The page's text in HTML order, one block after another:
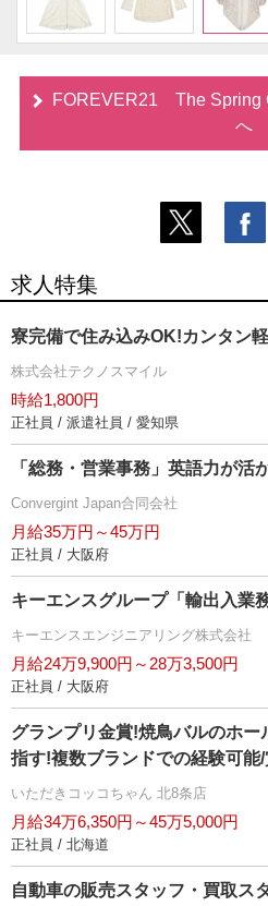
FOREVER21 The Spring
へ
求人特集
寮完備で住み込みOK!カンタン
株式会社テクノスマイル
時給1,800円
正社員 / 派遣社員 / 愛知県
「総務・営業事務」英語力が活
Convergint Japan合同会社
月給35万円～45万円
正社員 / 大阪府
キーエンスグループ「輸出入業
キーエンスエンジニアリング株式会社
月給24万9,900円～28万3,500円
正社員 / 大阪府
グランプリ金賞!焼鳥バルのホー
指す!複数ブランドでの経験可能/
いただきコッコちゃん 北8条店
月給34万6,350円～45万5,000円
正社員 / 北海道
自動車の販売スタッフ・買取ス